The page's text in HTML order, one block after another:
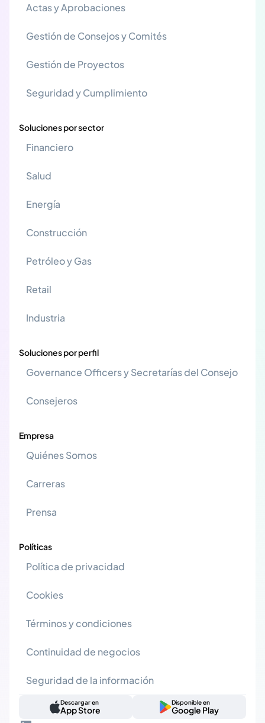
Actas y Aprobaciones
Gestión de Consejos y Comités
Gestión de Proyectos
Seguridad y Cumplimiento
Soluciones por sector
Financiero
Salud
Energía
Construcción
Petróleo y Gas
Retail
Industria
Soluciones por perfil
Governance Officers y Secretarías del Consejo
Consejeros
Empresa
Quiénes Somos
Carreras
Prensa
Políticas
Política de privacidad
Cookies
Términos y condiciones
Continuidad de negocios
Seguridad de la información
Descargar en
App Store
Disponible en
Google Play